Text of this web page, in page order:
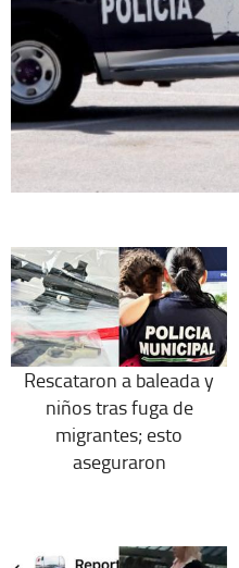
Rescataron a baleada y
niños tras fuga de
migrantes; esto
aseguraron